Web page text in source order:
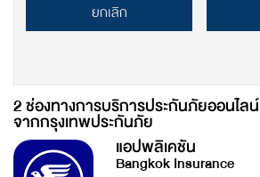
ยกเลิก
2 ช่องทางการบริการประกันภัยออนไลน์
จากกรุงเทพประกันภัย
แอปพลิเคชัน
Bangkok Insurance